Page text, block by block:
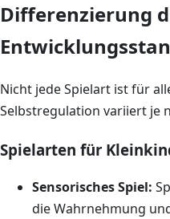
Differenzierung
Nicht jede Spielart ist für
Selbstregulation variiert je
Spielarten für
Sensorisches Spiel:
die Wahrnehmung